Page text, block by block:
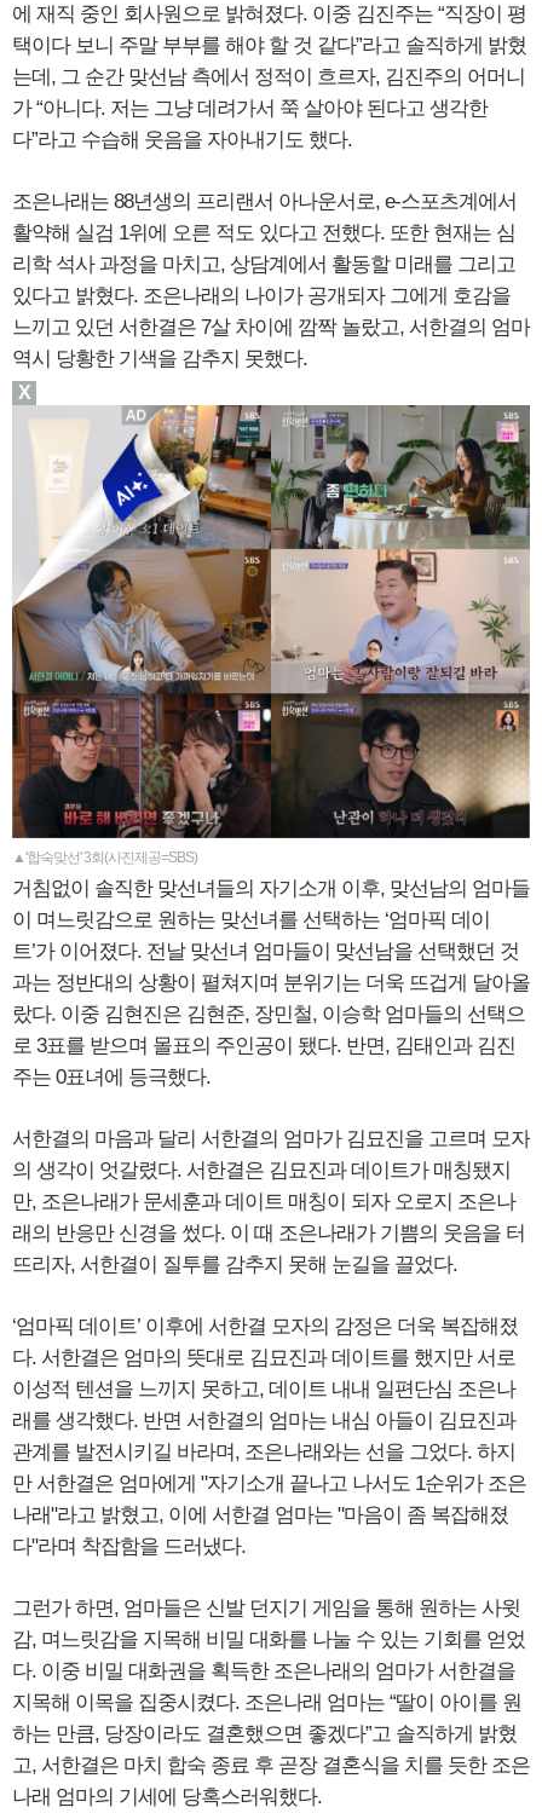
에 재직 중인 회사원으로 밝혀졌다. 이중 김진주는 “직장이 평
택이다 보니 주말 부부를 해야 할 것 같다”라고 솔직하게 밝혔
는데, 그 순간 맞선남 측에서 정적이 흐르자, 김진주의 어머니
가 “아니다. 저는 그냥 데려가서 쭉 살아야 된다고 생각한
다”라고 수습해 웃음을 자아내기도 했다.
조은나래는 88년생의 프리랜서 아나운서로, e-스포츠계에서
활약해 실검 1위에 오른 적도 있다고 전했다. 또한 현재는 심
리학 석사 과정을 마치고, 상담계에서 활동할 미래를 그리고
있다고 밝혔다. 조은나래의 나이가 공개되자 그에게 호감을
느끼고 있던 서한결은 7살 차이에 깜짝 놀랐고, 서한결의 엄마
역시 당황한 기색을 감추지 못했다.
▲'합숙맞선' 3회(사진제공=SBS)
거침없이 솔직한 맞선녀들의 자기소개 이후, 맞선남의 엄마들
이 며느릿감으로 원하는 맞선녀를 선택하는 ‘엄마픽 데이
트’가 이어졌다. 전날 맞선녀 엄마들이 맞선남을 선택했던 것
과는 정반대의 상황이 펼쳐지며 분위기는 더욱 뜨겁게 달아올
랐다. 이중 김현진은 김현준, 장민철, 이승학 엄마들의 선택으
로 3표를 받으며 몰표의 주인공이 됐다. 반면, 김태인과 김진
주는 0표녀에 등극했다.
서한결의 마음과 달리 서한결의 엄마가 김묘진을 고르며 모자
의 생각이 엇갈렸다. 서한결은 김묘진과 데이트가 매칭됐지
만, 조은나래가 문세훈과 데이트 매칭이 되자 오로지 조은나
래의 반응만 신경을 썼다. 이 때 조은나래가 기쁨의 웃음을 터
뜨리자, 서한결이 질투를 감추지 못해 눈길을 끌었다.
‘엄마픽 데이트’ 이후에 서한결 모자의 감정은 더욱 복잡해졌
다. 서한결은 엄마의 뜻대로 김묘진과 데이트를 했지만 서로
이성적 텐션을 느끼지 못하고, 데이트 내내 일편단심 조은나
래를 생각했다. 반면 서한결의 엄마는 내심 아들이 김묘진과
관계를 발전시키길 바라며, 조은나래와는 선을 그었다. 하지
만 서한결은 엄마에게 "자기소개 끝나고 나서도 1순위가 조은
나래"라고 밝혔고, 이에 서한결 엄마는 "마음이 좀 복잡해졌
다"라며 착잡함을 드러냈다.
그런가 하면, 엄마들은 신발 던지기 게임을 통해 원하는 사윗
감, 며느릿감을 지목해 비밀 대화를 나눌 수 있는 기회를 얻었
다. 이중 비밀 대화권을 획득한 조은나래의 엄마가 서한결을
지목해 이목을 집중시켰다. 조은나래 엄마는 “딸이 아이를 원
하는 만큼, 당장이라도 결혼했으면 좋겠다”고 솔직하게 밝혔
고, 서한결은 마치 합숙 종료 후 곧장 결혼식을 치를 듯한 조은
나래 엄마의 기세에 당혹스러워했다.
X